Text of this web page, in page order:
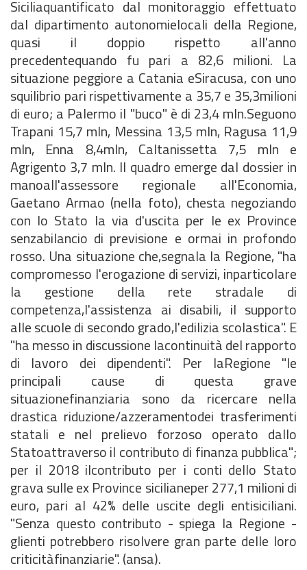
Siciliaquantificato dal monitoraggio effettuato
dal dipartimento autonomielocali della Regione,
quasi il doppio rispetto all'anno
precedentequando fu pari a 82,6 milioni. La
situazione peggiore a Catania eSiracusa, con uno
squilibrio pari rispettivamente a 35,7 e 35,3milioni
di euro; a Palermo il "buco" è di 23,4 mln.Seguono
Trapani 15,7 mln, Messina 13,5 mln, Ragusa 11,9
mln, Enna 8,4mln, Caltanissetta 7,5 mln e
Agrigento 3,7 mln. Il quadro emerge dal dossier in
manoall'assessore regionale all'Economia,
Gaetano Armao (nella foto), chesta negoziando
con lo Stato la via d'uscita per le ex Province
senzabilancio di previsione e ormai in profondo
rosso. Una situazione che,segnala la Regione, "ha
compromesso l'erogazione di servizi, inparticolare
la gestione della rete stradale di
competenza,l'assistenza ai disabili, il supporto
alle scuole di secondo grado,l'edilizia scolastica". E
"ha messo in discussione lacontinuità del rapporto
di lavoro dei dipendenti". Per laRegione "le
principali cause di questa grave
situazionefinanziaria sono da ricercare nella
drastica riduzione/azzeramentodei trasferimenti
statali e nel prelievo forzoso operato dallo
Statoattraverso il contributo di finanza pubblica";
per il 2018 ilcontributo per i conti dello Stato
grava sulle ex Province sicilianeper 277,1 milioni di
euro, pari al 42% delle uscite degli entisiciliani.
"Senza questo contributo - spiega la Regione -
glienti potrebbero risolvere gran parte delle loro
criticitàfinanziarie". (ansa).